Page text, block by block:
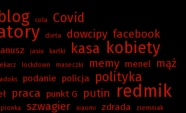
cola Covid
dieta dowcipy facebook
jasiu kartki kasa kobiety
lockdown maseczki memy menel mąż
podanie policja polityka
praca punkt G putin redmik
szwagier xiaomi zdrada
ziemniak